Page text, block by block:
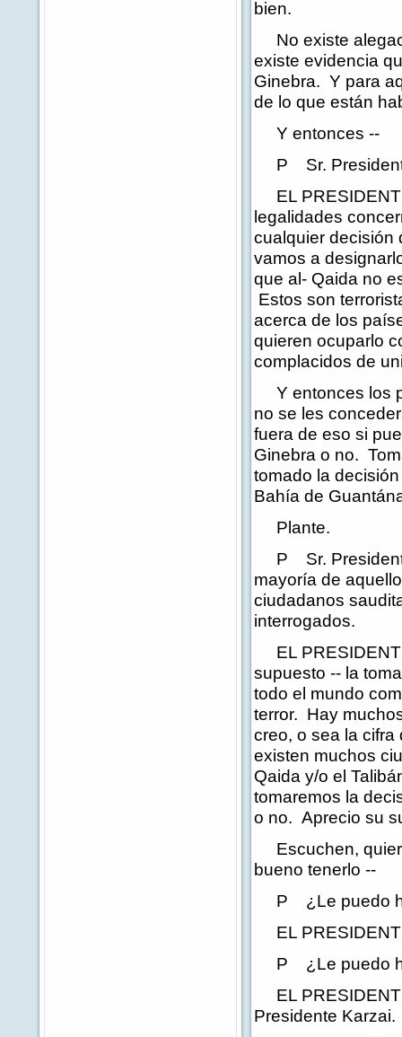
bien.
No existe
existe evidencia
Ginebra. Y para
de lo que están
Y entonces --
P Sr.
EL
legalidades
cualquier decisión
vamos a
que al- Qaida no
Estos son
acerca de los
quieren ocuparlo
complacidos de
Y entonces los
no se les
fuera de eso si
Ginebra o no.
tomado la
Bahía de
Plante.
P Sr.
mayoría de
ciudadanos
interrogados.
EL
supuesto -- la
todo el mundo
terror. Hay
creo, o sea la
existen muchos
Qaida y/o el
tomaremos la
o no. Aprecio su
Escuchen,
bueno tenerlo --
P ¿Le puedo
EL
P ¿Le puedo
EL
Presidente